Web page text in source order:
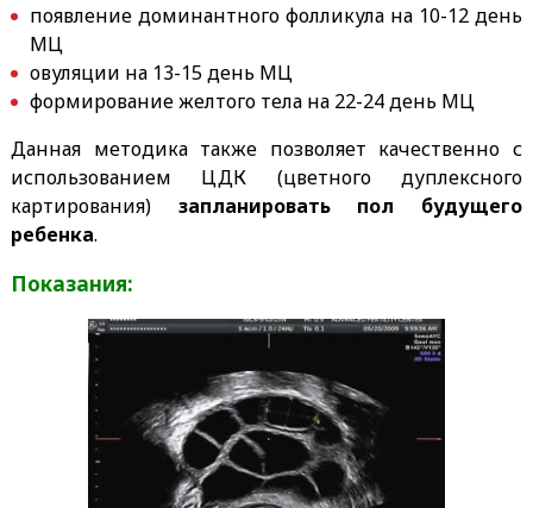
появление доминантного фолликула на 10-12 день
МЦ
овуляции на 13-15 день МЦ
формирование желтого тела на 22-24 день МЦ
Данная методика также позволяет качественно с
использованием ЦДК (цветного дуплексного
картирования) запланировать пол будущего
ребенка.
Показания: